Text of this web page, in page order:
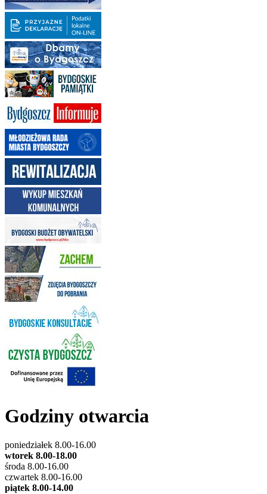
Godziny otwarcia
poniedziałek 8.00-16.00
wtorek 8.00-18.00
środa 8.00-16.00
czwartek 8.00-16.00
piątek 8.00-14.00